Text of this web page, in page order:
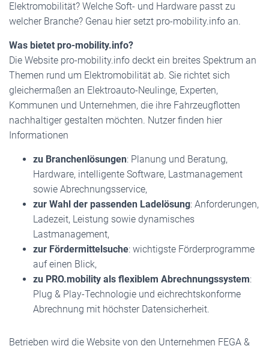
Elektromobilität? Welche Soft- und Hardware passt zu
welcher Branche? Genau hier setzt pro-mobility.info an.
Was bietet pro-mobility.info?
Die Website pro-mobility.info deckt ein breites Spektrum an
Themen rund um Elektromobilität ab. Sie richtet sich
gleichermaßen an Elektroauto-Neulinge, Experten,
Kommunen und Unternehmen, die ihre Fahrzeugflotten
nachhaltiger gestalten möchten. Nutzer finden hier
Informationen
zu Branchenlösungen: Planung und Beratung,
Hardware, intelligente Software, Lastmanagement
sowie Abrechnungsservice,
zur Wahl der passenden Ladelösung: Anforderungen,
Ladezeit, Leistung sowie dynamisches
Lastmanagement,
zur Fördermittelsuche: wichtigste Förderprogramme
auf einen Blick,
zu PRO.mobility als flexiblem Abrechnungssystem:
Plug & Play-Technologie und eichrechtskonforme
Abrechnung mit höchster Datensicherheit.
Betrieben wird die Website von den Unternehmen FEGA &